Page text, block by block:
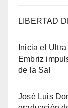
LIBERTAD
Inicia el
Embriz
de la Sal
José Luis